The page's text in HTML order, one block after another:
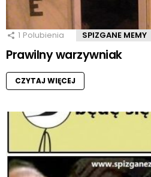
1 Polubienia SPIZGANE MEMY
Prawilny warzywniak
CZYTAJ WIĘCEJ